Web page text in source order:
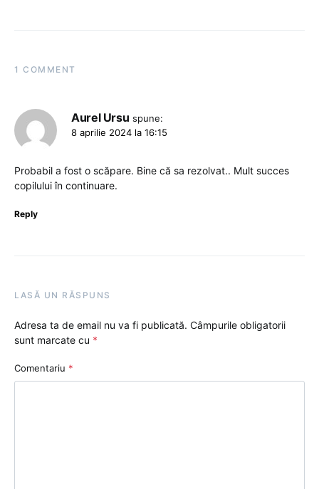
1 COMMENT
Aurel Ursu spune:
8 aprilie 2024 la 16:15
Probabil a fost o scăpare. Bine că sa rezolvat.. Mult succes
copilului în continuare.
Reply
LASĂ UN RĂSPUNS
Adresa ta de email nu va fi publicată. Câmpurile obligatorii
sunt marcate cu *
Comentariu *